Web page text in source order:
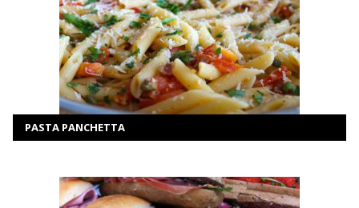
MEER INFORMATIE
Selecteer opties
PASTA PANCHETTA